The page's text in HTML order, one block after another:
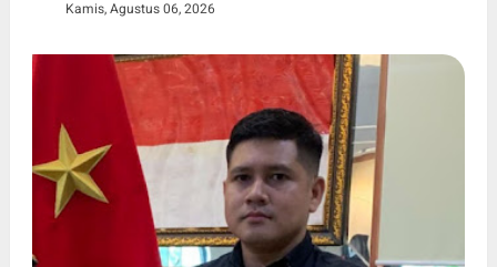
Kamis, Agustus 06, 2026